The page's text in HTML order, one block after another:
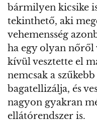
bármilyen kicsike
tekinthető, aki
vehemensség
ha egy olyan nőről
kívül vesztette el
nemcsak a
bagatellizálja, és
nagyon gyakran
ellátórendszer is.